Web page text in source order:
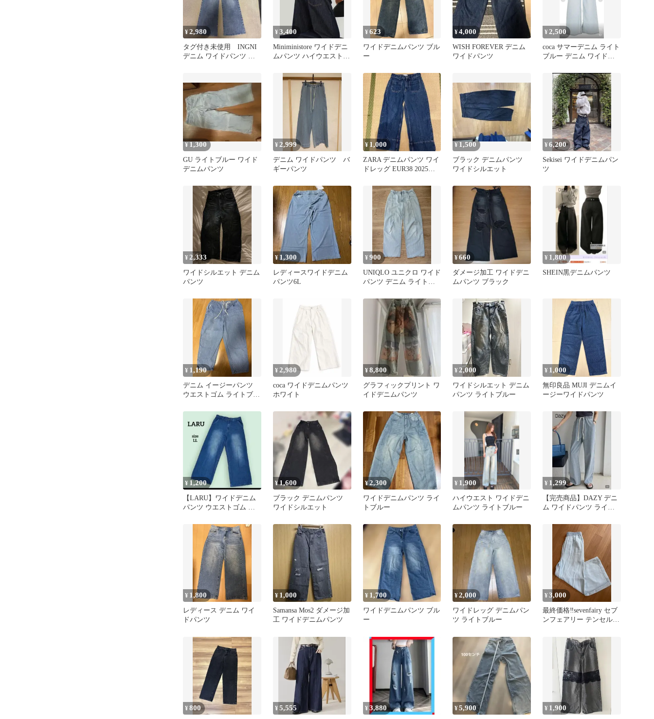
¥2,980
タグ付き未使用 INGNI
デニム ワイドパンツ グ
¥3,400
Miniministore ワイドデニ
ムパンツ ハイウエストジ
¥623
ワイドデニムパンツ ブル
ー
¥4,000
WISH FOREVER デニム
ワイドパンツ
¥ 2,500
coca サマーデニム ライト
ブルー デニム ワイドパ
¥1,300
GU ライトブルー ワイド
デニムパンツ
¥ 2,999
デニム ワイドパンツ バ
ギーパンツ
¥ 1,000
ZARA デニムパンツ ワイ
ドレッグ EUR38 2025年
¥ 1,500
ブラック デニムパンツ
ワイドシルエット
¥6,200
Sekisei ワイドデニムパン
ツ
¥ 2,333
ワイドシルエット デニム
パンツ
¥1,300
レディースワイドデニム
パンツ6L
¥900
UNIQLO ユニクロ ワイド
パンツ デニム ライトブ
¥660
ダメージ加工 ワイドデニ
ムパンツ ブラック
¥ 1,800
SHEIN黒デニムパンツ
¥ 1,190
デニム イージーパンツ
ウエストゴム ライトブル
¥ 2,980
coca ワイドデニムパンツ
ホワイト
¥8,800
グラフィックプリント ワ
イドデニムパンツ
¥ 2,000
ワイドシルエット デニム
パンツ ライトブルー
¥ 1,000
無印良品 MUJI デニムイ
ージーワイドパンツ
¥ 1,200
【LARU】ワイドデニム
パンツ ウエストゴム イ
¥1,600
ブラック デニムパンツ
ワイドシルエット
¥2,300
ワイドデニムパンツ ライ
トブルー
¥ 1,900
ハイウエスト ワイドデニ
ムパンツ ライトブルー
¥ 1,299
【完売商品】DAZY デニ
ム ワイドパンツ ライト
¥ 1,800
レディース デニム ワイ
ドパンツ
¥ 1,000
Samansa Mos2 ダメージ加
工 ワイドデニムパンツ
¥ 1,700
ワイドデニムパンツ ブル
ー
¥2,000
ワイドレッグ デニムパン
ツ ライトブルー
¥3,000
最終価格‼︎sevenfairy セブ
ンフェアリー テンセルデ
¥800 ¥5,555 ¥ 3,880 ¥5,900 ¥ 1,900